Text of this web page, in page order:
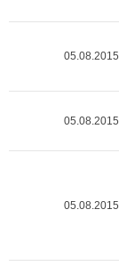
05.08.2015
05.08.2015
05.08.2015